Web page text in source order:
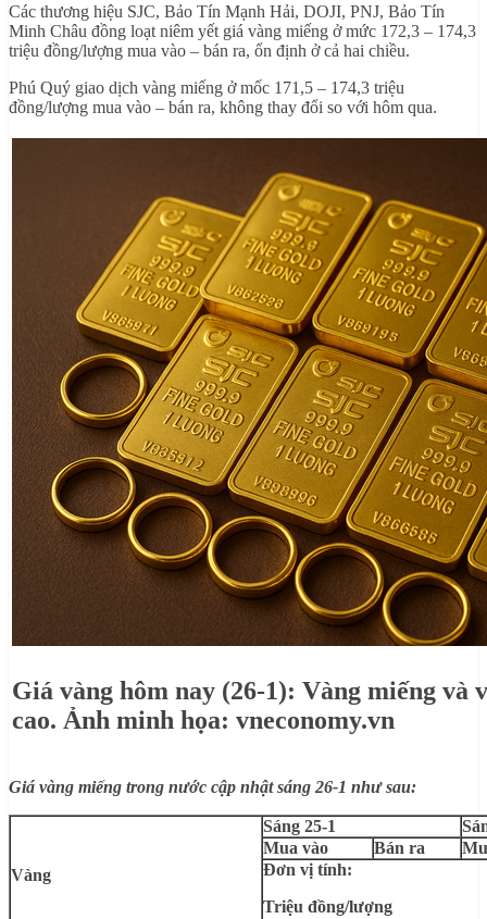
Các thương hiệu SJC, Bảo Tín Mạnh Hải, DOJI, PNJ, Bảo Tín
Minh Châu đồng loạt niêm yết giá vàng miếng ở mức 172,3 – 174,3
triệu đồng/lượng mua vào – bán ra, ổn định ở cả hai chiều.
Phú Quý giao dịch vàng miếng ở mốc 171,5 – 174,3 triệu
đồng/lượng mua vào – bán ra, không thay đổi so với hôm qua.
Giá vàng hôm nay (26-1): Vàng miếng và
cao. Ảnh minh họa: vneconomy.vn
Giá vàng miếng trong nước cập nhật sáng 26-1 như sau:
Vàng
Sáng 25-1
Mua vào
Bán ra
Đơn vị tính:
Triệu đồng/lượng